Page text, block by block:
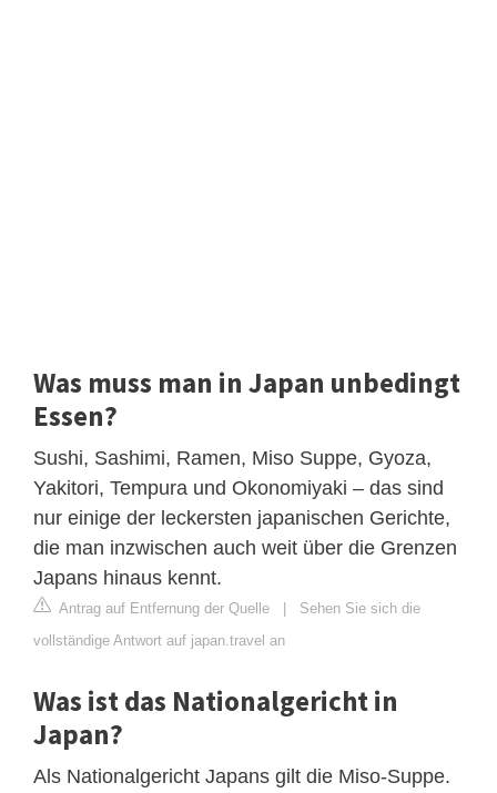
Was muss man in Japan unbedingt
Essen?
Sushi, Sashimi, Ramen, Miso Suppe, Gyoza,
Yakitori, Tempura und Okonomiyaki – das sind
nur einige der leckersten japanischen Gerichte,
die man inzwischen auch weit über die Grenzen
Japans hinaus kennt.
Antrag auf Entfernung der Quelle | Sehen Sie sich die
vollständige Antwort auf japan.travel an
Was ist das Nationalgericht in
Japan?
Als Nationalgericht Japans gilt die Miso-Suppe.